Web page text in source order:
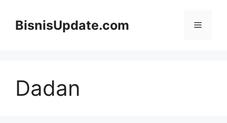
BisnisUpdate.com Menu
Dadan